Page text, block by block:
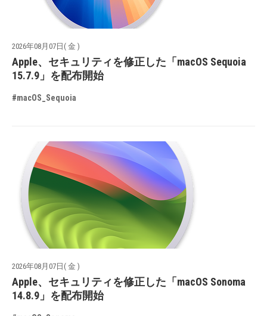
2026年08月07日( 金 )
Apple、セキュリティを修正した「macOS Sequoia
15.7.9」を配布開始
#macOS_Sequoia
2026年08月07日( 金 )
Apple、セキュリティを修正した「macOS Sonoma
14.8.9」を配布開始